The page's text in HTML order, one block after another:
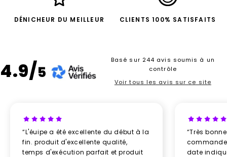
DÉNICHEUR DU MEILLEUR CLIENTS 100% SATISFAITS
4.9/5
Basé sur 244 avis soumis à un
contrôle
Voir tous les avis sur ce site
“L'éuipe a été excellente du début à la
fin. produit d'excellente qualité,
temps d'exécution parfait et produit
“Très
date